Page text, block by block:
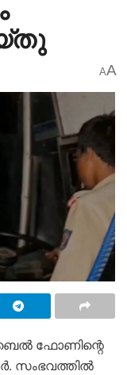
AA
ഫോണിന്റെ
സംഭവത്തിൽ